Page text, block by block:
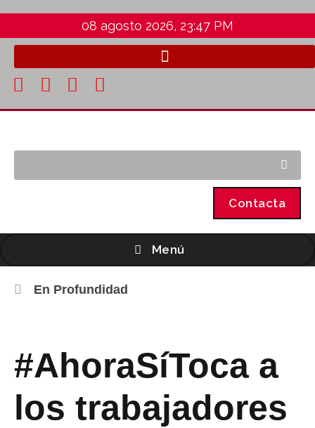
08 agosto 2026, 23:47 PM
Contacta
Menú
En Profundidad
#AhoraSíToca a
los trabajadores